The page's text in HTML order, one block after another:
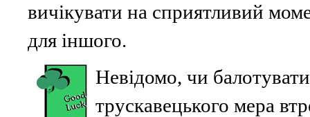
вичікувати на сприятливий
для іншого.
Невідомо, чи
трускавецького мера